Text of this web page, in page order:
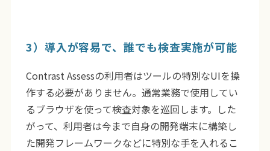
3）導入が容易で、誰でも検査実施が可能
Contrast Assessの利用者はツールの特別なUIを操
作する必要がありません。通常業務で使用してい
るブラウザを使って検査対象を巡回します。した
がって、利用者は今まで自身の開発端末に構築し
た開発フレームワークなどに特別な手を入れるこ